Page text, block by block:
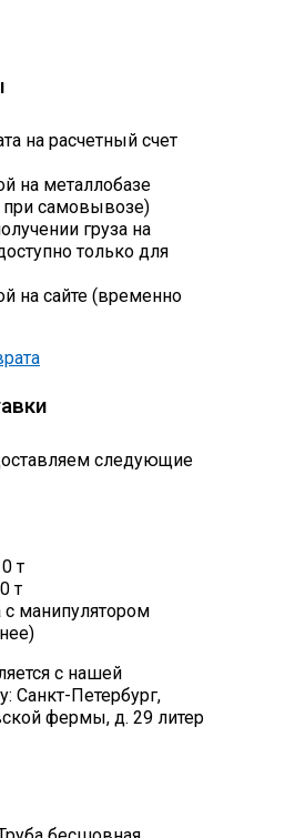
прокат
на расчетный счет
на металлобазе
при самовывозе)
груза на
только для
на сайте (временно
следующие
т
т
манипулятором
с нашей
Санкт-Петербург,
фермы, д. 29 литер